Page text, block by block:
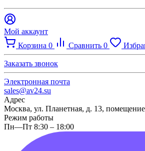
Мой аккаунт
Корзина 0 Сравнить 0
Заказать звонок
Электронная почта
sales@av24.su
Адрес
Москва, ул. Планетная, д. 13,
Режим работы
Пн—Пт 8:30 – 18:00